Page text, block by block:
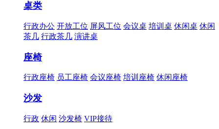
桌类
行政办公 开放工位 屏风工位 会议桌 培训桌 休闲桌 休闲
茶几 行政茶几 演讲桌
座椅
行政座椅 员工座椅 会议座椅 培训座椅 休闲座椅
沙发
行政 休闲 沙发椅 VIP接待